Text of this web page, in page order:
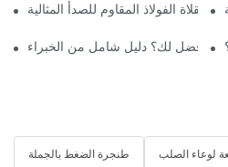
مقلاة الفولاذ المقاوم للصدأ المثالية
أفضل لك؟ دليل شامل من الخبراء
طنجرة الضغط بالجملة لوعاء الصلب